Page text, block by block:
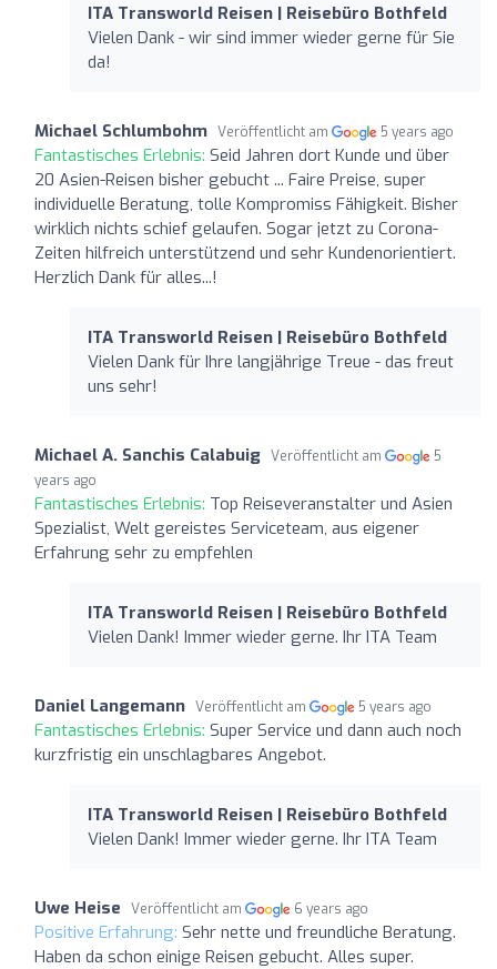
ITA Transworld Reisen | Reisebüro Bothfeld
Vielen Dank - wir sind immer wieder gerne für Sie
da!
Michael Schlumbohm Veröffentlicht am 5 years ago
Fantastisches Erlebnis: Seid Jahren dort Kunde und über
20 Asien-Reisen bisher gebucht ... Faire Preise, super
individuelle Beratung, tolle Kompromiss Fähigkeit. Bisher
wirklich nichts schief gelaufen. Sogar jetzt zu Corona-
Zeiten hilfreich unterstützend und sehr Kundenorientiert.
Herzlich Dank für alles...!
ITA Transworld Reisen | Reisebüro Bothfeld
Vielen Dank für Ihre langjährige Treue - das freut
uns sehr!
Michael A. Sanchis Calabuig Veröffentlicht am
5
years ago
Fantastisches Erlebnis: Top Reiseveranstalter und Asien
Spezialist, Welt gereistes Serviceteam, aus eigener
Erfahrung sehr zu empfehlen
ITA Transworld Reisen | Reisebüro Bothfeld
Vielen Dank! Immer wieder gerne. Ihr ITA Team
Daniel Langemann Veröffentlicht am 5 years ago
Fantastisches Erlebnis: Super Service und dann auch noch
kurzfristig ein unschlagbares Angebot.
ITA Transworld Reisen | Reisebüro Bothfeld
Vielen Dank! Immer wieder gerne. Ihr ITA Team
Uwe Heise Veröffentlicht am 6 years ago
Positive Erfahrung: Sehr nette und freundliche Beratung.
Haben da schon einige Reisen gebucht. Alles super.